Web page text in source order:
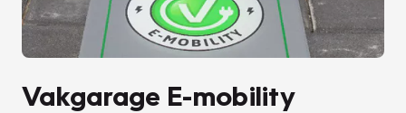
Vakgarage E-mobility